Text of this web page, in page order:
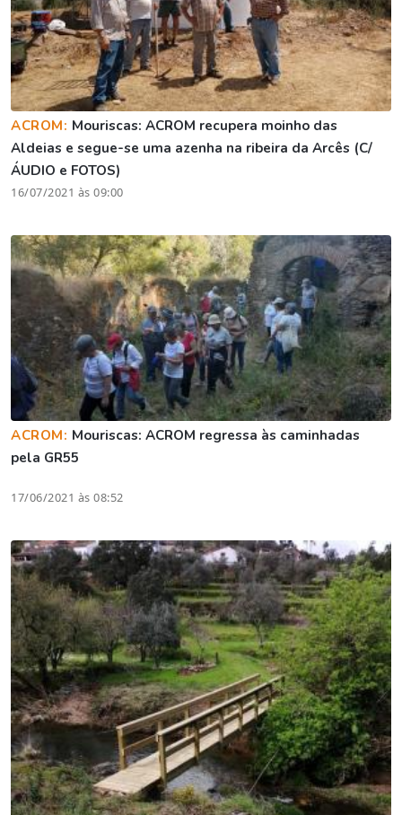
ACROM: Mouriscas: ACROM recupera moinho das
Aldeias e segue-se uma azenha na ribeira da Arcês (C/
ÁUDIO e FOTOS)
16/07/2021 às 09:00
ACROM: Mouriscas: ACROM regressa às caminhadas
pela GR55
17/06/2021 às 08:52